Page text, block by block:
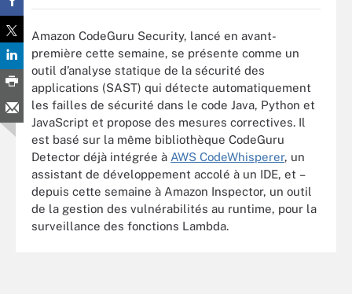
Amazon CodeGuru Security, lancé en avant-
première cette semaine, se présente comme un
outil d’analyse statique de la sécurité des
applications (SAST) qui détecte automatiquement
les failles de sécurité dans le code Java, Python et
JavaScript et propose des mesures correctives. Il
est basé sur la même bibliothèque CodeGuru
Detector déjà intégrée à AWS CodeWhisperer, un
assistant de développement accolé à un IDE, et –
depuis cette semaine à Amazon Inspector, un outil
de la gestion des vulnérabilités au runtime, pour la
surveillance des fonctions Lambda.